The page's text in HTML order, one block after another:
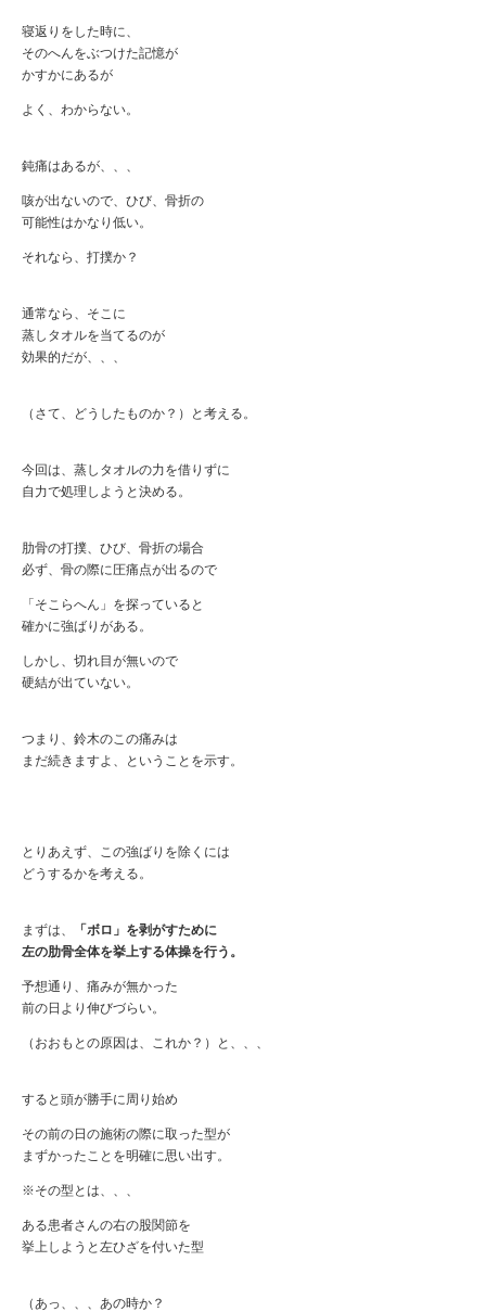
寝返りをした時に、
そのへんをぶつけた記憶が
かすかにあるが
よく、わからない。
鈍痛はあるが、、、
咳が出ないので、ひび、骨折の
可能性はかなり低い。
それなら、打撲か？
通常なら、そこに
蒸しタオルを当てるのが
効果的だが、、、
（さて、どうしたものか？）と考える。
今回は、蒸しタオルの力を借りずに
自力で処理しようと決める。
肋骨の打撲、ひび、骨折の場合
必ず、骨の際に圧痛点が出るので
「そこらへん」を探っていると
確かに強ばりがある。
しかし、切れ目が無いので
硬結が出ていない。
つまり、鈴木のこの痛みは
まだ続きますよ、ということを示す。
とりあえず、この強ばりを除くには
どうするかを考える。
まずは、
「ボロ」を剥がすために
左の肋骨全体を挙上する体操を行う。
予想通り、痛みが無かった
前の日より伸びづらい。
（おおもとの原因は、これか？）と、、、
すると頭が勝手に周り始め
その前の日の施術の際に取った型が
まずかったことを明確に思い出す。
※その型とは、、、
ある患者さんの右の股関節を
挙上しようと左ひざを付いた型
（あっ、、、あの時か？